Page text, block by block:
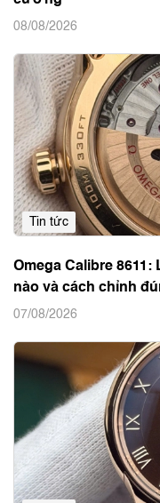
Tin tức
Rolex Datejust
cương
08/08/2026
Tin tức
Omega Calibre
nào và cách chỉnh
07/08/2026